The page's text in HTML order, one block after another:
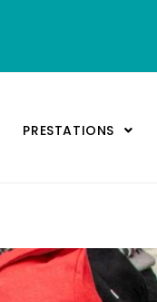
PRESTATIONS